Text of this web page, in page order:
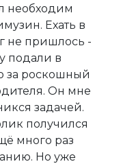
необходим
Ехать в
не пришлось -
подали в
за роскошный
Он мне
задачей.
получился
много раз
Но уже